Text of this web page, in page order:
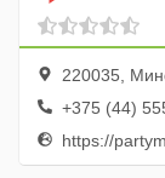
220035,
+375 (44)
https://